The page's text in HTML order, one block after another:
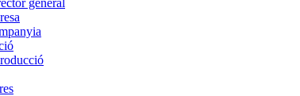
general